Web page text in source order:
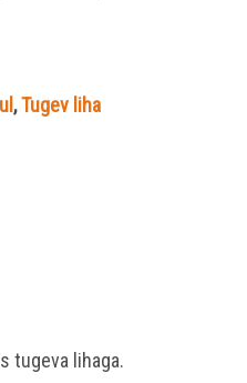
,Tugev liha
tugeva lihaga.